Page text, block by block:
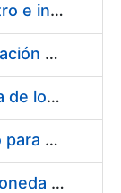
Acuerdo marco para el suministro e instalación de persianas, estores y otros complementos
Servicio de Calibración y Verificación Externa de los Equipos de Medición del Servicio de Prevención de la FNMT-RCM
Conexión mediante Fibra Óptica de los Centros de Proceso de Datos (CPDs) de las sedes de la FNMT-RCM de Burgos y Madrid
Contratación de acuerdo marco para el Suministro de Material de Electricidad para la Fábrica Nacional de Moneda y Timbre-Real Casa de la Moneda en su centro de trabajo de Burgos
Suministro de estuches para moneda de 30 €